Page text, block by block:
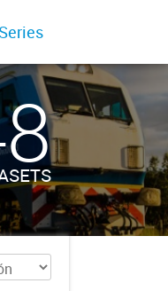
Series